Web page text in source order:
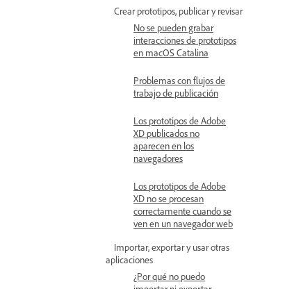
Crear prototipos, publicar y revisar
No se pueden grabar
interacciones de prototipos
en macOS Catalina
Problemas con flujos de
trabajo de publicación
Los prototipos de Adobe
XD publicados no
aparecen en los
navegadores
Los prototipos de Adobe
XD no se procesan
correctamente cuando se
ven en un navegador web
Importar, exportar y usar otras
aplicaciones
¿Por qué no puedo